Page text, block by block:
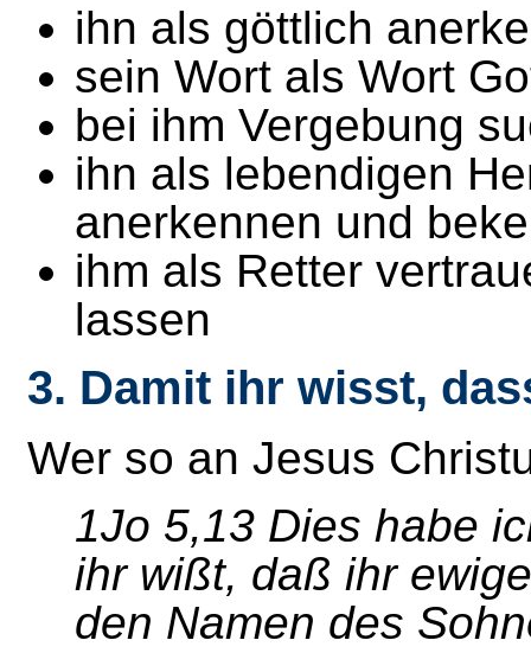
ihn als göttlich
sein Wort als Wort
bei ihm Vergebung
ihn als lebendigen
anerkennen und
ihm als Retter
lassen
3. Damit ihr wisst,
Wer so an Jesus
1Jo 5,13 Dies habe
ihr wißt, daß ihr
den Namen des